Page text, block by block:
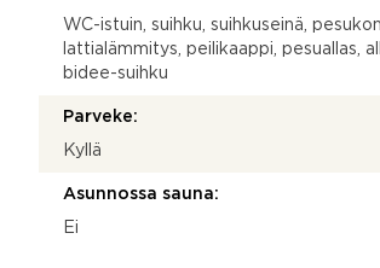
WC-istuin, suihku, suihkuseinä,
lattialämmitys, peilikaappi, pesuallas,
bidee-suihku
Parveke:
Kyllä
Asunnossa sauna:
Ei